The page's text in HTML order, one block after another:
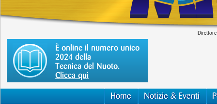
È online il numero unico
2024 della
Tecnica del Nuoto.
Clicca qui
Home Notizie & Eventi